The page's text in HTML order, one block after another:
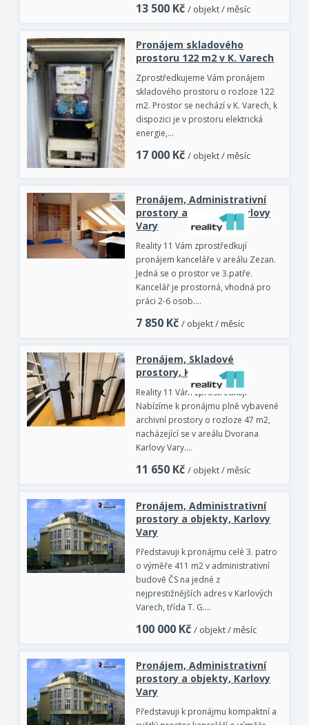
13 500 Kč / objekt / měsíc
Pronájem skladového
prostoru 122 m2 v K. Varech
Zprostředkujeme Vám pronájem
skladového prostoru o rozloze 122
m2. Prostor se nechází v K. Varech, k
dispozici je v prostoru elektrická
energie,…
17 000 Kč / objekt / měsíc
Pronájem, Administrativní
prostory a objekty, Karlovy
Vary
Reality 11 Vám zprostředkují
pronájem kanceláře v areálu Zezan.
Jedná se o prostor ve 3.patře.
Kancelář je prostorná, vhodná pro
práci 2-6 osob.…
7 850 Kč / objekt / měsíc
Pronájem, Skladové
prostory, Karlovy Vary
Reality 11 Vám zprostředkují
Nabízíme k pronájmu plně vybavené
archivní prostory o rozloze 47 m2,
nacházející se v areálu Dvorana
Karlovy Vary.…
11 650 Kč / objekt / měsíc
Pronájem, Administrativní
prostory a objekty, Karlovy
Vary
Představuji k pronájmu celé 3. patro
o výměře 411 m2 v administrativní
budově ČS na jedné z
nejprestižnějších adres v Karlových
Varech, třída T. G.…
100 000 Kč / objekt / měsíc
Pronájem, Administrativní
prostory a objekty, Karlovy
Vary
Představuji k pronájmu kompaktní a